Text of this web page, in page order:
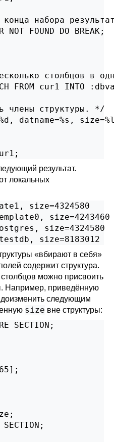
набора
NOT FOUND DO BREAK;
столбцов в
FROM cur1 INTO
члены структуры. */
datname=%s,
результат.
локальных
size=4324580
size=4243460
size=4324580
«вбирают в себя»
содержит структура.
можно присвоить
Например, приведённую
следующим
size вне структуры:
SECTION;
SECTION;